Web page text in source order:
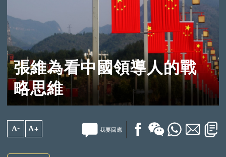
張維為看中國領導人的戰
略思維
A- A+ 我要回應